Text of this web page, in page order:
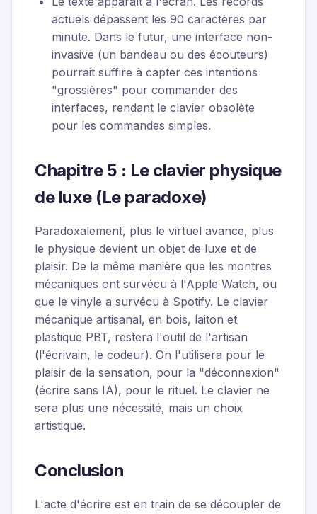
actuels dépassent les 90 caractères par
minute. Dans le futur, une interface non-
invasive (un bandeau ou des écouteurs)
pourrait suffire à capter ces intentions
"grossières" pour commander des
interfaces, rendant le clavier obsolète
pour les commandes simples.
Chapitre 5 : Le clavier physique
de luxe (Le paradoxe)
Paradoxalement, plus le virtuel avance, plus
le physique devient un objet de luxe et de
plaisir. De la même manière que les montres
mécaniques ont survécu à l'Apple Watch, ou
que le vinyle a survécu à Spotify. Le clavier
mécanique artisanal, en bois, laiton et
plastique PBT, restera l'outil de l'artisan
(l'écrivain, le codeur). On l'utilisera pour le
plaisir de la sensation, pour la "déconnexion"
(écrire sans IA), pour le rituel. Le clavier ne
sera plus une nécessité, mais un choix
artistique.
Conclusion
L'acte d'écrire est en train de se découpler de